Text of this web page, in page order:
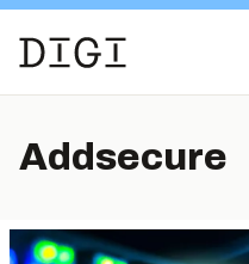
Addsecure